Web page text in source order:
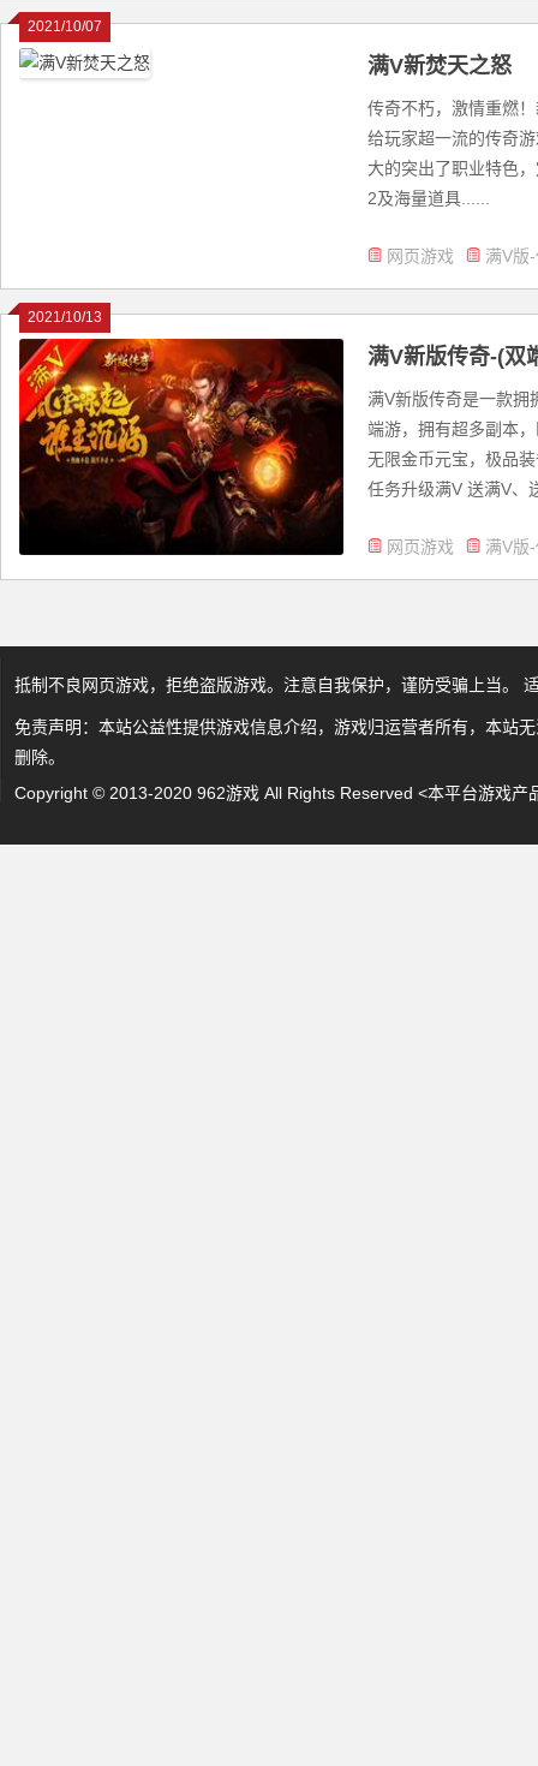
2021/10/07
满V新焚天之怒
传奇不朽，激情重燃
给玩家超一流的传奇
大的突出了职业特色
2及海量道具......
网页游戏 满V版
2021/10/13
满V新版传奇-(双
满V新版传奇是一款拥
端游，拥有超多副本
无限金币元宝，极品
任务升级满V 送满V、
网页游戏 满V版
抵制不良网页游戏，拒绝盗版游戏。注意自我保护，谨防受骗上当。
免责声明：本站公益性提供游戏信息介绍，游戏归运营者所有，本站
删除。
Copyright © 2013-2020 962游戏 All Rights Reserved <本平台游戏